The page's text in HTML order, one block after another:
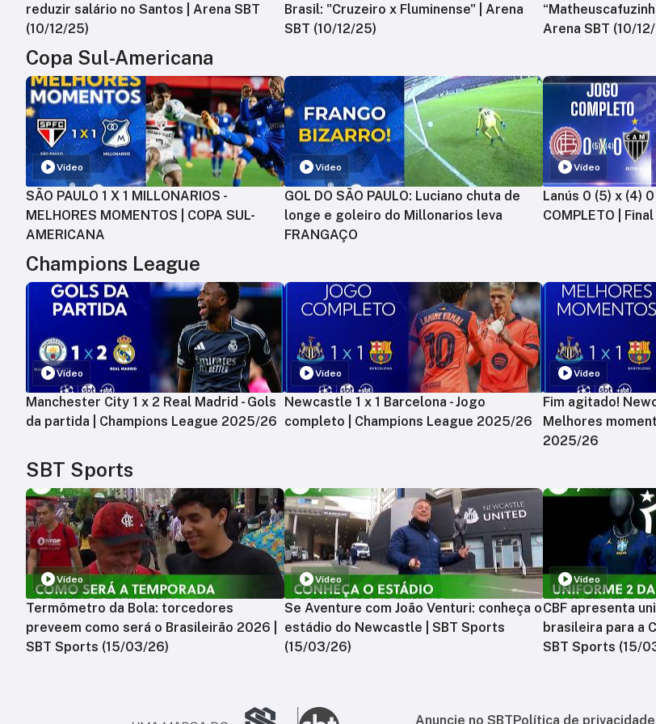
reduzir salário no Santos | Arena SBT
(10/12/25)
Brasil: "Cruzeiro x Fluminense" | Arena
SBT (10/12/25)
Arena SBT (10/
Copa Sul-Americana
Vídeo
SÃO PAULO 1 X 1 MILLONARIOS -
MELHORES MOMENTOS | COPA SUL-
AMERICANA
Vídeo
GOL DO SÃO PAULO: Luciano chuta de
longe e goleiro do Millonarios leva
FRANGAÇO
Vídeo
Lanús 0 (5) x (4)
COMPLETO |
Champions League
Vídeo
Manchester City 1 x 2 Real Madrid - Gols
da partida | Champions League 2025/26
Vídeo
Newcastle 1 x 1 Barcelona - Jogo
completo | Champions League 2025/26
Vídeo
Fim agitado!
Melhores
2025/26
SBT Sports
Vídeo
Termômetro da Bola: torcedores
preveem como será o Brasileirão 2026 |
SBT Sports (15/03/26)
Vídeo
Se Aventure com João Venturi: conheça o
estádio do Newcastle | SBT Sports
(15/03/26)
Vídeo
CBF apresenta
brasileira para a
SBT Sports (15/
Anuncie no SBT Política de privacidade